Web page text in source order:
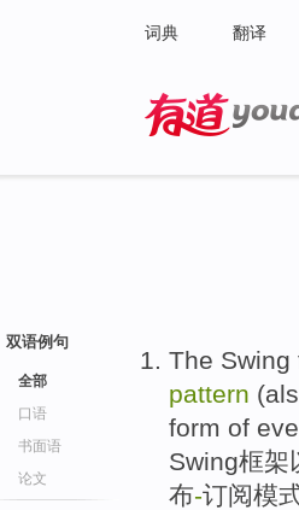
词典 翻译
双语例句
全部
口语
书面语
论文
The Swing
pattern (
form of
Swing框架
布-订阅模